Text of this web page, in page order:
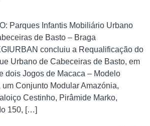
Parques Infantis Mobiliário Urbano
de Basto – Braga
concluiu a Requalificação do
Urbano de Cabeceiras de Basto, em
dois Jogos de Macaca – Modelo
Conjunto Modular Amazónia,
Cestinho, Pirâmide Marko,
150, […]